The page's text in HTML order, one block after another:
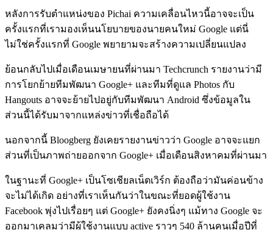
หลังการรับตำแหน่งของ Pichai ความเคลื่อนไหวนี้อาจจะเป็น
ครั้งแรกที่เรามองเห็นนโยบายของนายคนใหม่ Google แต่นี่
ไม่ใช่ครั้งแรกที่ Google พยายามจะสร้างความเปลี่ยนแปลง
ย้อนกลับไปเมื่อเดือนเมษายนที่ผ่านมา Techcrunch รายงานว่ามี
การโยกย้ายทีมพัฒนา Google+ และทีมที่ดูแล Photos กับ
Hangouts อาจจะย้ายไปอยู่กับทีมพัฒนา Android ซึ่งข้อมูลใน
ส่วนนี้ได้รับมาจากแหล่งข่าวที่เชื่อถือได้
นอกจากนี้ Bloogberg ยังเคยรายงานข่าวว่า Google อาจจะแยก
ส่วนที่เป็นภาพถ่ายออกจาก Google+ เมื่อเดือนสิงหาคมที่ผ่านมา
ในฐานะที่ Google+ เป็นโซเชียลเน็ตเวิร์ก ต้องถือว่ามันค่อนข้าง
จะไม่ได้เกิด อย่างที่เราเห็นกันว่าในขณะที่ยอดผู้ใช้งาน
Facebook พุ่งไปเรื่อยๆ แต่ Google+ ยังคงนิ่งๆ แม้ทาง Google จะ
ออกมาเคลมว่ามีผู้ใช้งานแบบ active ราวๆ 540 ล้านคนเมื่อปีที่